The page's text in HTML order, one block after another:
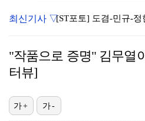
[ST포토] 도겸-민규-
최신기사 ▽
"작품으로 증명" 김무열
터뷰]
가+ 가-